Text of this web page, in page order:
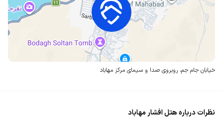
خیابان جام جم، روبروی صدا و سیمای مرکز مهاباد
نظرات درباره هتل افشار مهاباد